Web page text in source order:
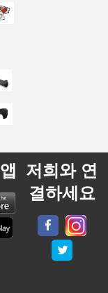
저희와 연
결하세요